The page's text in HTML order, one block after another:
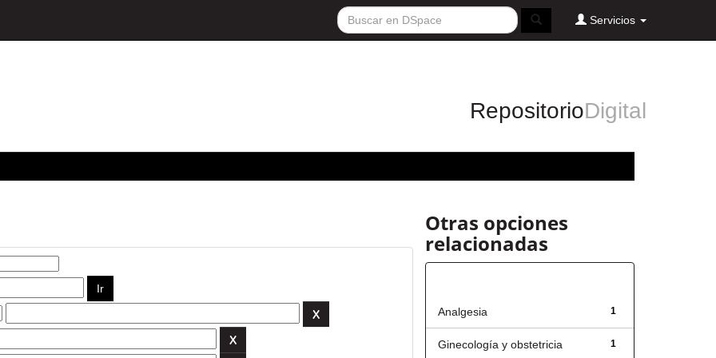
Servicios
RepositorioDigital
Otras opciones
relacionadas
1
Analgesia
1
Ginecología y obstetricia